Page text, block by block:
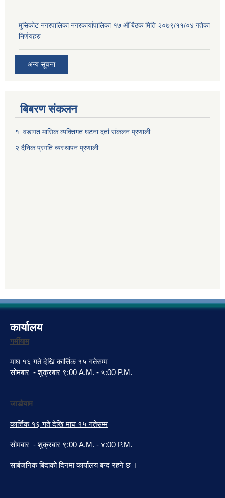
मुसिकोट नगरपालिका नगरकार्यापालिका १७ औँ बैठक मिति २०७९/११/०४ गतेका
निर्णयहरु
अन्य सूचना
बिबरण संकलन
१. वडागत मासिक व्यक्तिगत घटना दर्ता संकलन प्रणाली
२.दैनिक प्रगति व्यस्थापन प्रणाली
कार्यालय
गर्मीयाम
माघ १६ गते देखि कार्त्तिक १५ गतेसम्म
सोमबार - शुक्रबार ९:00 A.M. - ५:00 P.M.
जाडोयाम
कार्त्तिक १६ गते देखि माघ १५ गतेसम्म
सोमबार - शुक्रबार ९:00 A.M. - ४:00 P.M.
सार्बजनिक बिदाको दिनमा कार्यालय बन्द रहने छ ।